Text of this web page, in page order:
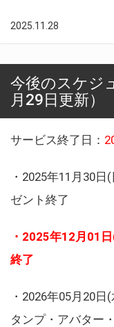
2025.11.28
今後のスケジ
月29日更新）
サービス終了日：
・2025年11月30
ゼント終了
・2025年12月01
終了
・2026年05月20
タンプ・アバター